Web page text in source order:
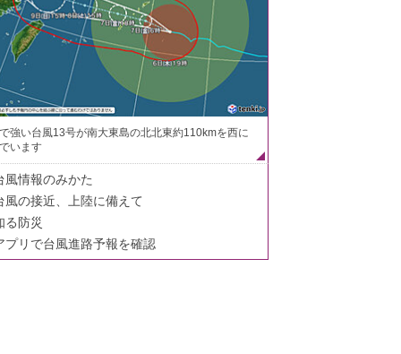
強い台風13号が南大東島の北北東約110kmを西に
います
風情報のみかた
風の接近、上陸に備えて
る防災
プリで台風進路予報を確認